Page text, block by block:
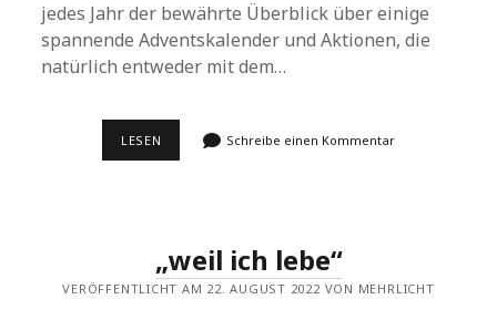
jedes Jahr der bewährte Überblick über einige
spannende Adventskalender und Aktionen, die
natürlich entweder mit dem…
LESEN ADVENTSKALENDERSchreibe einen Kommentar
„weil ich lebe“
VERÖFFENTLICHT AM 22. AUGUST 2022 VON MEHRLICHT